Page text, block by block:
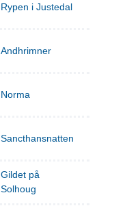
Rypen i Justedal
Andhrimner
Norma
Sancthansnatten
Gildet på
Solhoug